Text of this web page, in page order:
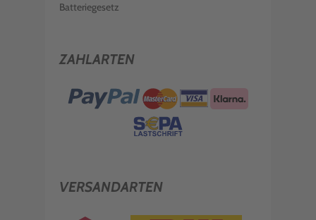
Batteriegesetz
ZAHLARTEN
VERSANDARTEN